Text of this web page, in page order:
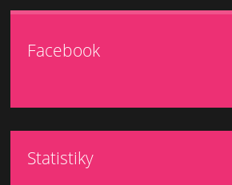
Facebook
Statistiky